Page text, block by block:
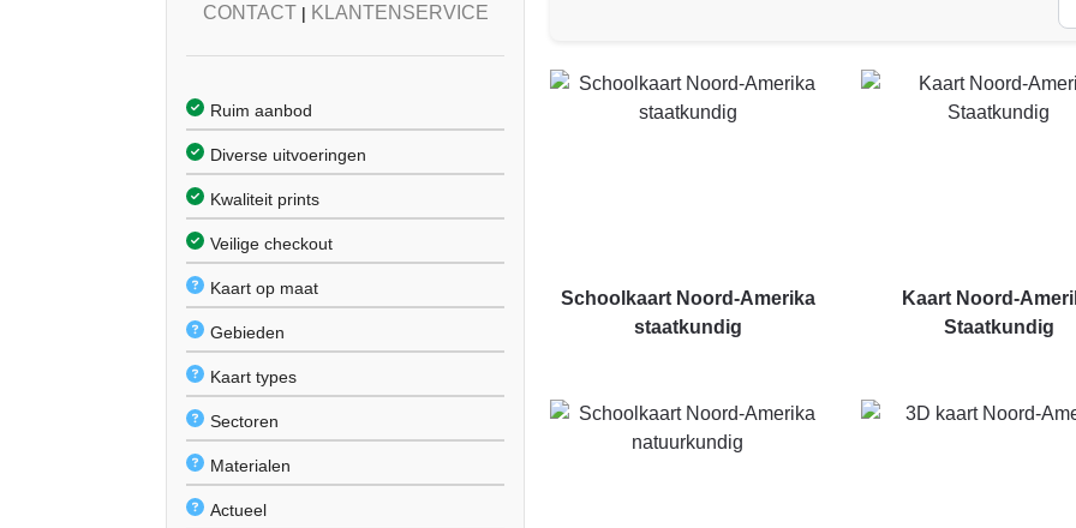
Schoolkaart Noord-Amerika
staatkundig
Kaart Noord-
Staatkundig
CONTACT| KLANTENSERVICE
Ruim aanbod
Diverse uitvoeringen
Kwaliteit prints
Veilige checkout
Kaart op maat
Gebieden
Kaart types
Sectoren
Materialen
Actueel